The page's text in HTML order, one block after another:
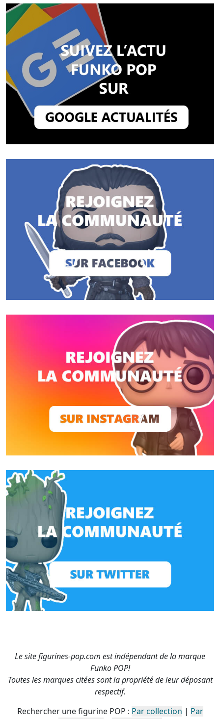
Le site figurines-pop.com est indépendant de la marque
Funko POP!
Toutes les marques citées sont la propriété de leur déposant
respectif.
Rechercher une figurine POP : Par collection | Par